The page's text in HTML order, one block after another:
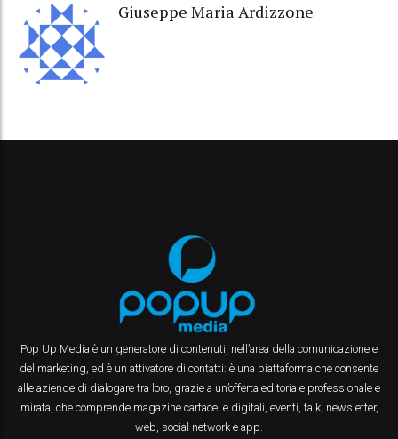
Giuseppe Maria Ardizzone
Pop Up Media è un generatore di contenuti, nell’area della comunicazione e
del marketing, ed è un attivatore di contatti: è una piattaforma che consente
alle aziende di dialogare tra loro, grazie a un’offerta editoriale professionale e
mirata, che comprende magazine cartacei e digitali, eventi, talk, newsletter,
web, social network e app.